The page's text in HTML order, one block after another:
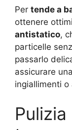
Per tende a
ottenere
antistatico,
particelle
passarlo
assicurare
ingiallimenti